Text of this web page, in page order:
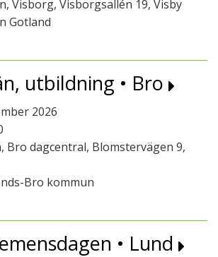
Visborg, Visborgsallén 19, Visby
Gotland
utbildning • Bro
2026
Bro dagcentral, Blomstervägen 9,
Bro kommun
• Lund